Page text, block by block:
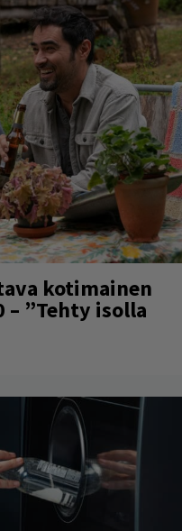
kotimainen
– ”Tehty isolla